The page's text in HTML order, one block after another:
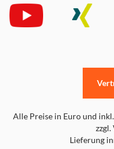
Alle Preise in Euro und
zzgl.
Lieferung